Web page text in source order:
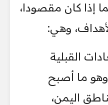
إذا كان مقصودا،
وهي:
القبلية
وهو ما أصبح
اليمن،